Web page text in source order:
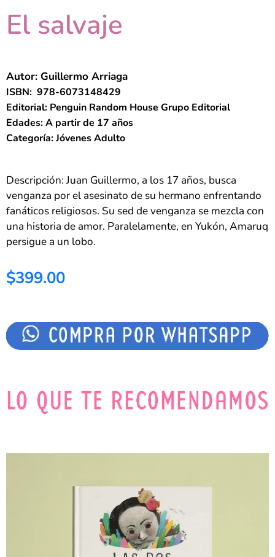
El salvaje
Autor: Guillermo Arriaga
ISBN: ‎ 978-6073148429
Editorial: Penguin Random House Grupo Editorial
Edades: A partir de 17 años
Categoría: Jóvenes Adulto
Descripción: Juan Guillermo, a los 17 años, busca
venganza por el asesinato de su hermano enfrentando
fanáticos religiosos. Su sed de venganza se mezcla con
una historia de amor. Paralelamente, en Yukón, Amaruq
persigue a un lobo.
$399.00